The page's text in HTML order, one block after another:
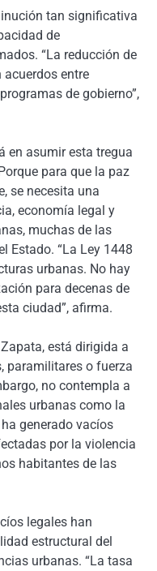
tan significativa
de
“La reducción de
entre
de gobierno”,
en asumir esta tregua
para que la paz
se necesita una
economía legal y
muchas de las
Estado. “La Ley 1448
urbanas. No hay
para decenas de
ciudad”, afirma.
está dirigida a
paramilitares o fuerza
no contempla a
urbanas como la
generado vacíos
por la violencia
habitantes de las
legales han
estructural del
urbanas. “La tasa